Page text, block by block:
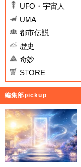
UFO・宇宙人
UMA
都市伝説
歴史
奇妙
STORE
編集部pickup